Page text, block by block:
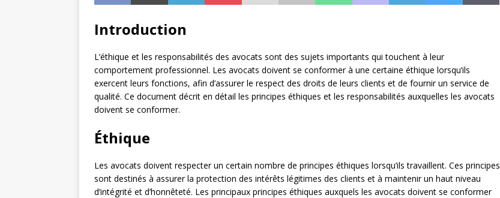
Introduction
L’éthique et les responsabilités des avocats sont des sujets importants qui touchent à leur
comportement professionnel. Les avocats doivent se conformer à une certaine éthique lorsqu’ils
exercent leurs fonctions, afin d’assurer le respect des droits de leurs clients et de fournir un service de
qualité. Ce document décrit en détail les principes éthiques et les responsabilités auxquelles les avocats
doivent se conformer.
Éthique
Les avocats doivent respecter un certain nombre de principes éthiques lorsqu’ils travaillent. Ces principes
sont destinés à assurer la protection des intérêts légitimes des clients et à maintenir un haut niveau
d’intégrité et d’honnêteté. Les principaux principes éthiques auxquels les avocats doivent se conformer